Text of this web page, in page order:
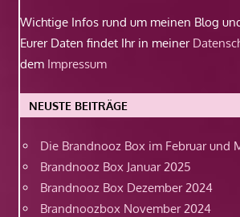
Wichtige Infos rund um meinen Blog
Eurer Daten findet Ihr in meiner
dem Impressum
NEUSTE BEITRÄGE
Die Brandnooz Box im Februar und
Brandnooz Box Januar 2025
Brandnooz Box Dezember 2024
Brandnoozbox November 2024